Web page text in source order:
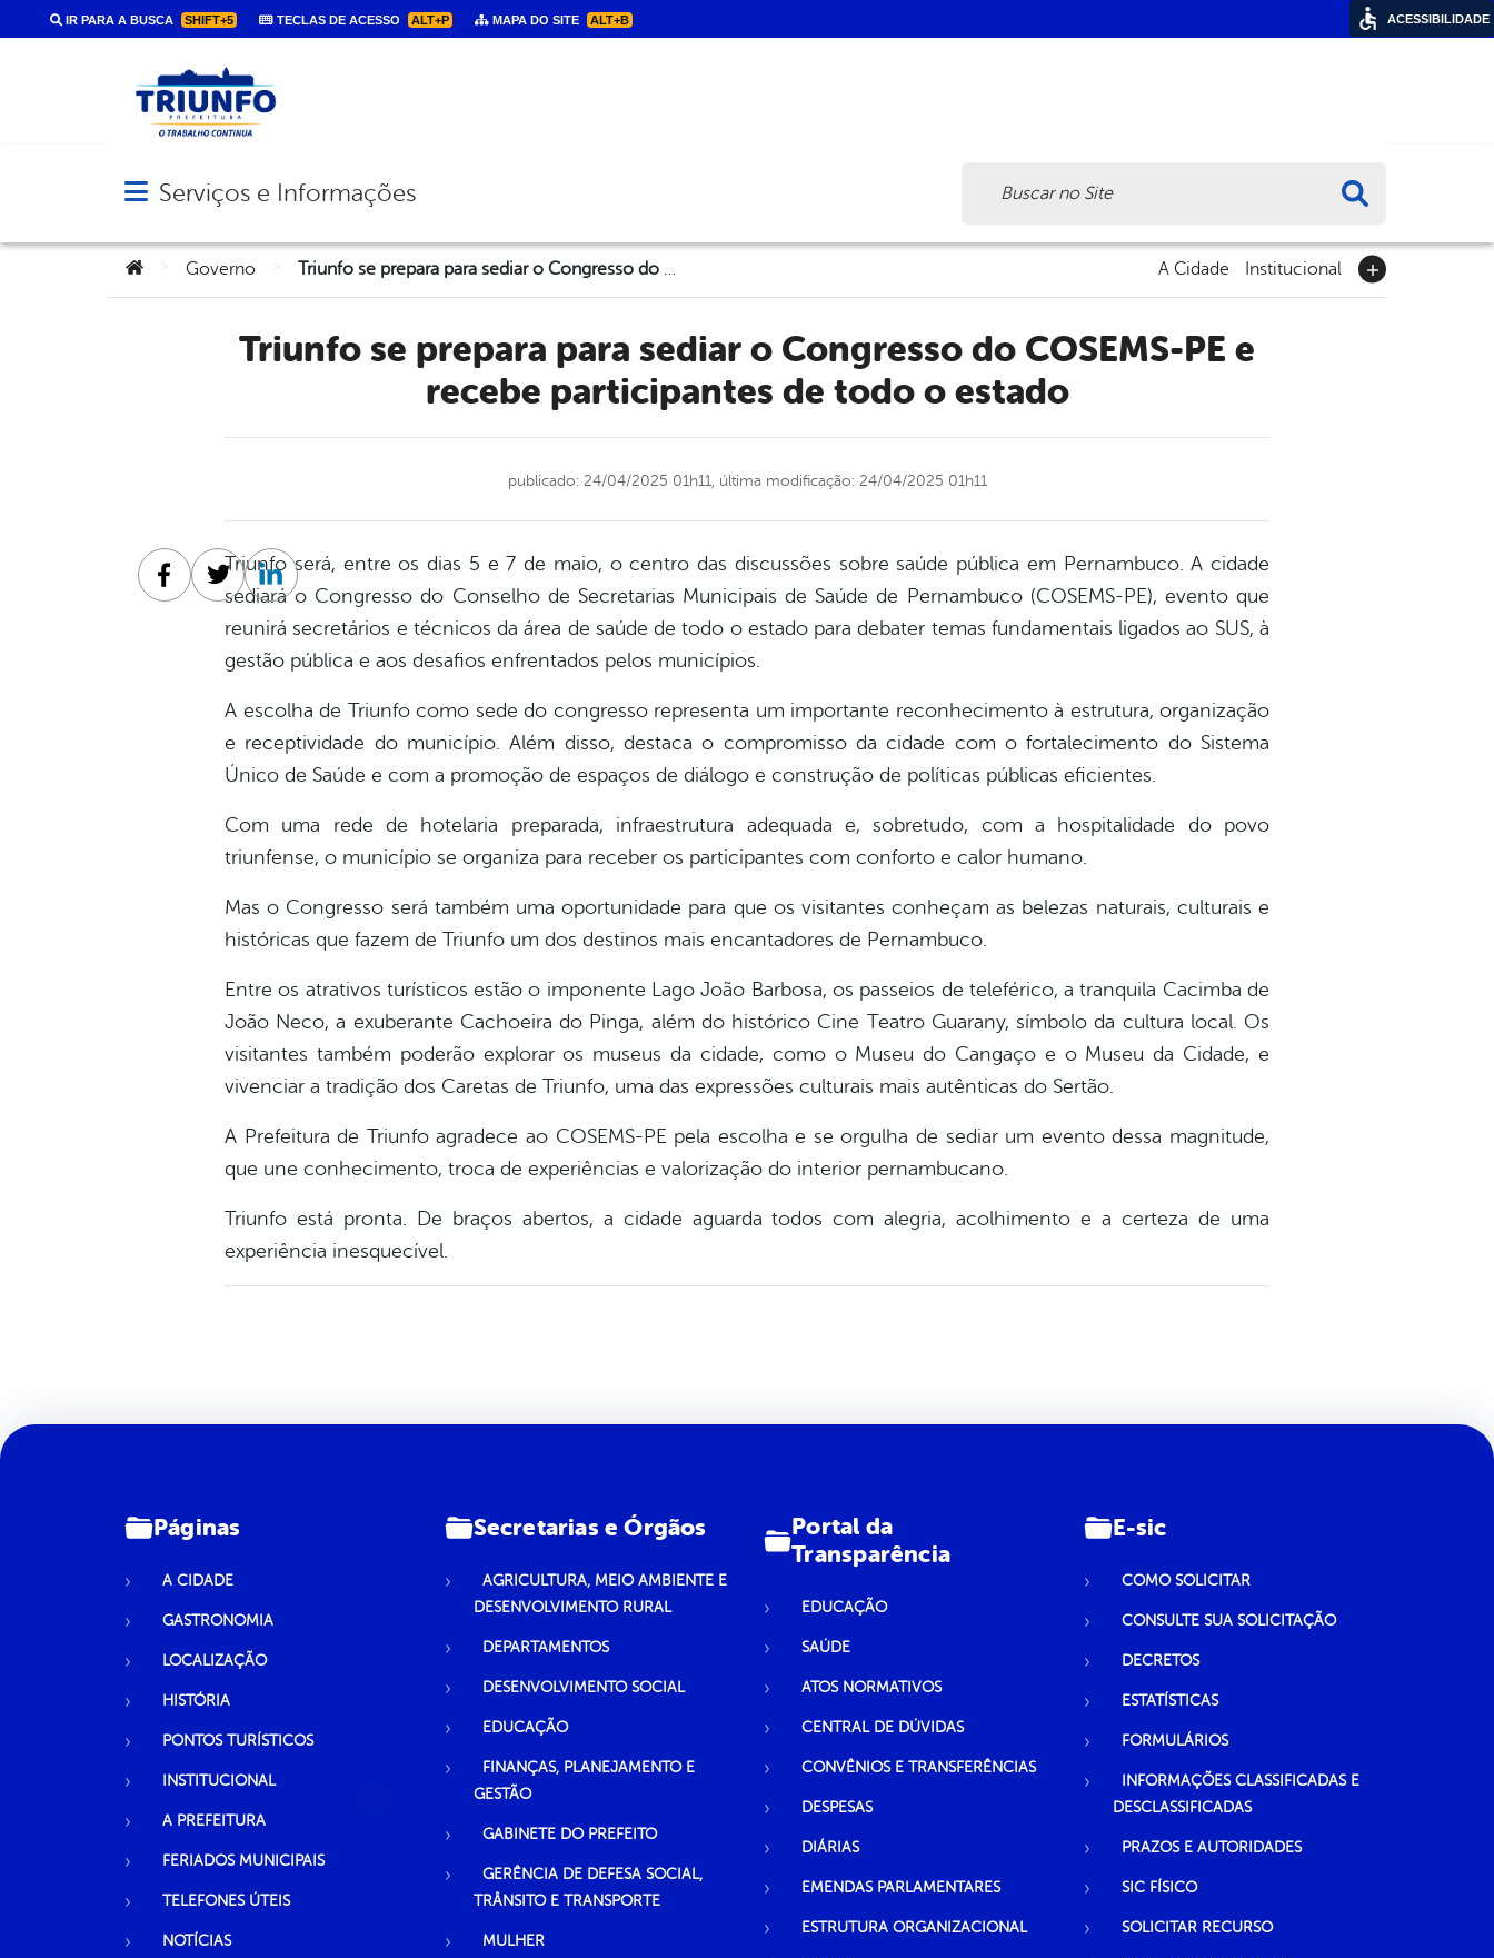
IR PARA A BUSCA SHIFT+5 TECLAS DE ACESSO ALT+P MAPA DO SITE ALT+B
Abrir menu principal de navegação
Serviços e Informações
Você está aqui:
Governo Triunfo se prepara para sediar o Congresso do COSEMS-PE e recebe participantes de todo o estado A Cidade Institucional
Triunfo se prepara para sediar o Congresso do COSEMS-PE e
recebe participantes de todo o estado
publicado: 24/04/2025 01h11, última modificação: 24/04/2025 01h11
Triunfo será, entre os dias 5 e 7 de maio, o centro das discussões sobre saúde pública em Pernambuco. A cidade
sediará o Congresso do Conselho de Secretarias Municipais de Saúde de Pernambuco (COSEMS-PE), evento que
reunirá secretários e técnicos da área de saúde de todo o estado para debater temas fundamentais ligados ao SUS, à
gestão pública e aos desafios enfrentados pelos municípios.
A escolha de Triunfo como sede do congresso representa um importante reconhecimento à estrutura, organização
e receptividade do município. Além disso, destaca o compromisso da cidade com o fortalecimento do Sistema
Único de Saúde e com a promoção de espaços de diálogo e construção de políticas públicas eficientes.
Com uma rede de hotelaria preparada, infraestrutura adequada e, sobretudo, com a hospitalidade do povo
triunfense, o município se organiza para receber os participantes com conforto e calor humano.
Mas o Congresso será também uma oportunidade para que os visitantes conheçam as belezas naturais, culturais e
históricas que fazem de Triunfo um dos destinos mais encantadores de Pernambuco.
Entre os atrativos turísticos estão o imponente Lago João Barbosa, os passeios de teleférico, a tranquila Cacimba de
João Neco, a exuberante Cachoeira do Pinga, além do histórico Cine Teatro Guarany, símbolo da cultura local. Os
visitantes também poderão explorar os museus da cidade, como o Museu do Cangaço e o Museu da Cidade, e
vivenciar a tradição dos Caretas de Triunfo, uma das expressões culturais mais autênticas do Sertão.
A Prefeitura de Triunfo agradece ao COSEMS-PE pela escolha e se orgulha de sediar um evento dessa magnitude,
que une conhecimento, troca de experiências e valorização do interior pernambucano.
Triunfo está pronta. De braços abertos, a cidade aguarda todos com alegria, acolhimento e a certeza de uma
experiência inesquecível.
Facebook
TwitterLinkedin
Páginas
A CIDADE
GASTRONOMIA
LOCALIZAÇÃO
HISTÓRIA
PONTOS TURÍSTICOS
INSTITUCIONAL
A PREFEITURA
FERIADOS MUNICIPAIS
TELEFONES ÚTEIS
NOTÍCIAS
Secretarias e Órgãos
AGRICULTURA, MEIO AMBIENTE E
DESENVOLVIMENTO RURAL
DEPARTAMENTOS
DESENVOLVIMENTO SOCIAL
EDUCAÇÃO
FINANÇAS, PLANEJAMENTO E
GESTÃO
GABINETE DO PREFEITO
GERÊNCIA DE DEFESA SOCIAL,
TRÂNSITO E TRANSPORTE
MULHER
Portal da
Transparência
EDUCAÇÃO
SAÚDE
ATOS NORMATIVOS
CENTRAL DE DÚVIDAS
CONVÊNIOS E TRANSFERÊNCIAS
DESPESAS
DIÁRIAS
EMENDAS PARLAMENTARES
ESTRUTURA ORGANIZACIONAL
E-sic
COMO SOLICITAR
CONSULTE SUA SOLICITAÇÃO
DECRETOS
ESTATÍSTICAS
FORMULÁRIOS
INFORMAÇÕES CLASSIFICADAS E
DESCLASSIFICADAS
PRAZOS E AUTORIDADES
SIC FÍSICO
SOLICITAR RECURSO
ACESSIBILIDADE